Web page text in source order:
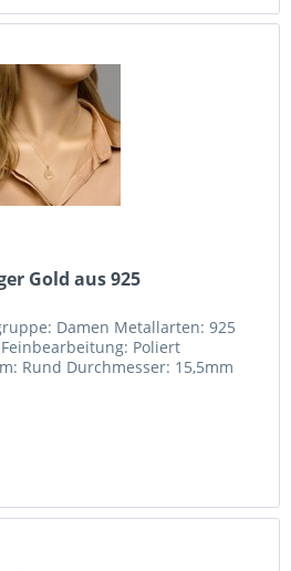
Gold aus 925
Damen Metallarten: 925
Poliert
Rund Durchmesser: 15,5mm